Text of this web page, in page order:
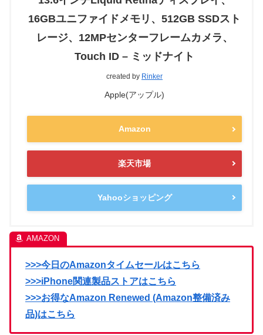
16GBユニファイドメモリ、512GB SSDスト
レージ、12MPセンターフレームカメラ、
Touch ID – ミッドナイト
created by Rinker
Apple(アップル)
Amazon
楽天市場
Yahooショッピング
>>>今日のAmazonタイムセールはこちら
>>>iPhone関連製品ストアはこちら
>>>お得なAmazon Renewed (Amazon整備済み
品)はこちら